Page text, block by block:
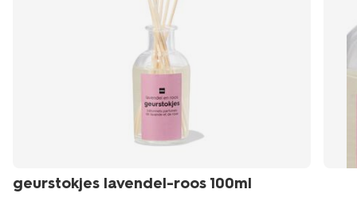
geurstokjes lavendel-roos 100ml